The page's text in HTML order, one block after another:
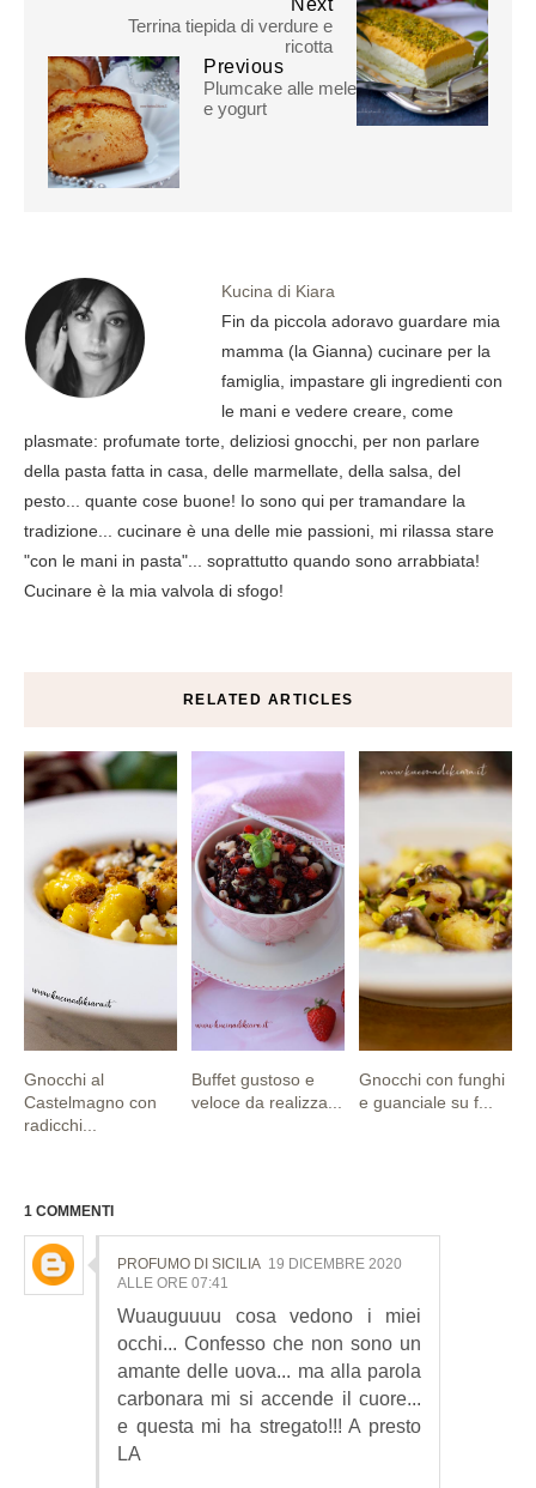
Next
Terrina tiepida di verdure e
ricotta
Previous
Plumcake alle mele
e yogurt
Kucina di Kiara
Fin da piccola adoravo guardare mia
mamma (la Gianna) cucinare per la
famiglia, impastare gli ingredienti con
le mani e vedere creare, come
plasmate: profumate torte, deliziosi gnocchi, per non parlare
della pasta fatta in casa, delle marmellate, della salsa, del
pesto... quante cose buone! Io sono qui per tramandare la
tradizione... cucinare è una delle mie passioni, mi rilassa stare
"con le mani in pasta"... soprattutto quando sono arrabbiata!
Cucinare è la mia valvola di sfogo!
RELATED ARTICLES
Gnocchi al
Castelmagno con
radicchi...
Buffet gustoso e
veloce da realizza...
Gnocchi con funghi
e guanciale su f...
1 COMMENTI
PROFUMO DI SICILIA 19 DICEMBRE 2020
ALLE ORE 07:41
Wuauguuuu cosa vedono i miei
occhi... Confesso che non sono un
amante delle uova... ma alla parola
carbonara mi si accende il cuore...
e questa mi ha stregato!!! A presto
LA